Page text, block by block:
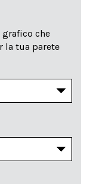
che
la tua parete